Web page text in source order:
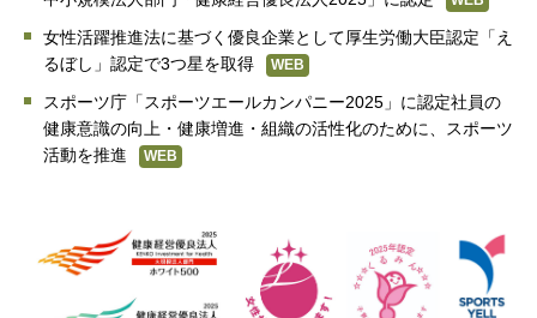
女性活躍推進法に基づく優良企業として厚生労働大臣認定「え
るぼし」認定で3つ星を取得
WEB
スポーツ庁「スポーツエールカンパニー2025」に認定社員の
健康意識の向上・健康増進・組織の活性化のために、スポーツ
活動を推進
WEB